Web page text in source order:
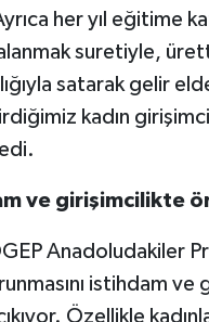
her yıl eğitime
suretiyle,
satarak gelir
kadın
ve girişimcilikte
Anadoludakiler
istihdam ve
Özellikle